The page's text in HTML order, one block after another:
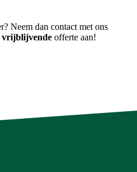
Neem dan contact met ons
vrijblijvende offerte aan!